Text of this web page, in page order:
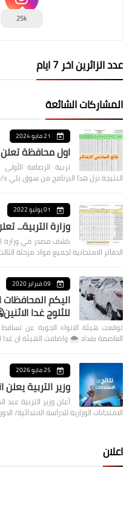
25k
عدد الزائرين اخر 7 ايام
المشاركات الشائعة
21 مايو 2024
اول محافظة تعلن
تربية الرصافة
النتيجة نزل هذا البرنامج من سوق بلي https://play.google.com/s…
01 يوليو 2022
وزارة التربية...
كشف مصدر في وزارة
الدفاتر الامتحانية لجميع مواد مرحلة
09 فبراير 2020
اليكم
للثلوج غدا
توقعت هيئة الانواء الجوية عن
العاصمة بغداد ⁦🌨️⁩ واضافت الهيئة ان غدا الاثنين …
25 مايو 2026
وزير التربية يعلن
أعلن وزير التربية عبد
الامتحانات الوزارية للدراسة الابتدائية/
اعلان